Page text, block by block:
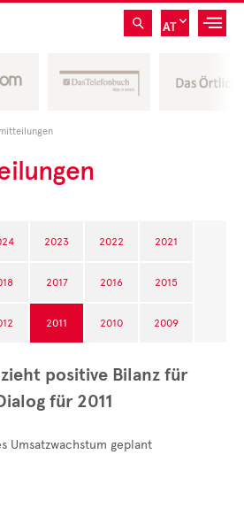
AT
2023 2022 2021
2017 2016 2015
2011 2010 2009
positive Bilanz für
für 2011
Umsatzwachstum geplant